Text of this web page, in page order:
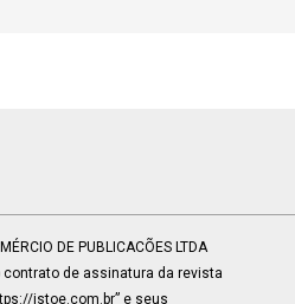
DE PUBLICACÕES LTDA
de assinatura da revista
istoe.com.br” e seus